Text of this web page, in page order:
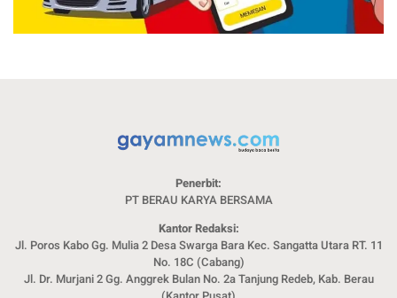
Penerbit:
PT BERAU KARYA BERSAMA
Kantor Redaksi:
Jl. Poros Kabo Gg. Mulia 2 Desa Swarga Bara Kec. Sangatta Utara RT. 11
No. 18C (Cabang)
Jl. Dr. Murjani 2 Gg. Anggrek Bulan No. 2a Tanjung Redeb, Kab. Berau